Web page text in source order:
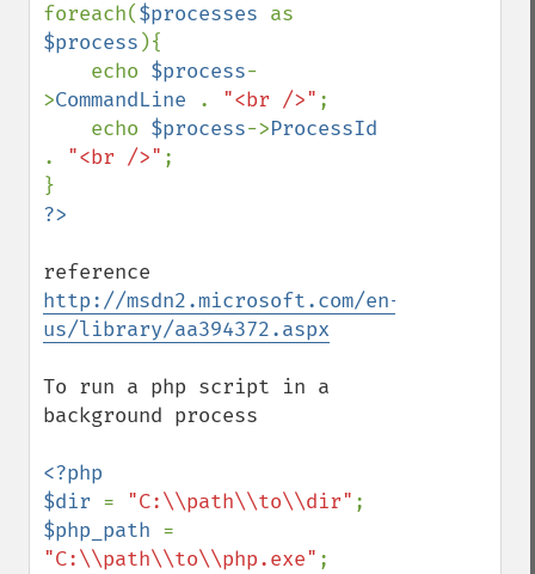
foreach($processes
$process ){
    echo
$process-
>CommandLine . "<br />" ;
    echo
$process->
. "<br />" ;
http://msdn2.microsoft.com/en-
us/library/aa394372.aspx
To run a php script in a
background process
<?php
$dir = "C:\\path\\to\\dir"
$php_path
"C:\\path\\to\\php.exe"